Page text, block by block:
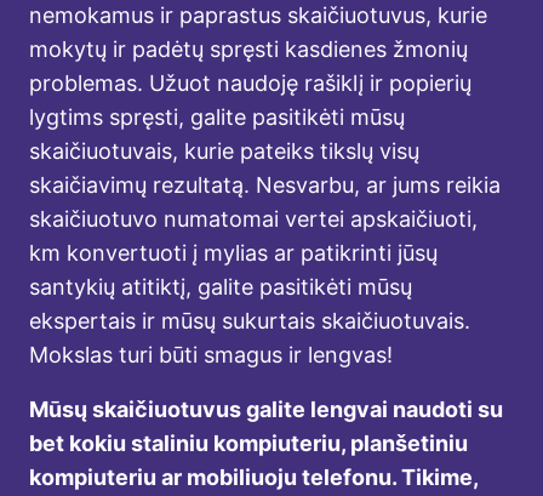
nemokamus ir paprastus skaičiuotuvus, kurie
mokytų ir padėtų spręsti kasdienes žmonių
problemas. Užuot naudoję rašiklį ir popierių
lygtims spręsti, galite pasitikėti mūsų
skaičiuotuvais, kurie pateiks tikslų visų
skaičiavimų rezultatą. Nesvarbu, ar jums reikia
skaičiuotuvo numatomai vertei apskaičiuoti,
km konvertuoti į mylias ar patikrinti jūsų
santykių atitiktį, galite pasitikėti mūsų
ekspertais ir mūsų sukurtais skaičiuotuvais.
Mokslas turi būti smagus ir lengvas!
Mūsų skaičiuotuvus galite lengvai naudoti su
bet kokiu staliniu kompiuteriu, planšetiniu
kompiuteriu ar mobiliuoju telefonu. Tikime,